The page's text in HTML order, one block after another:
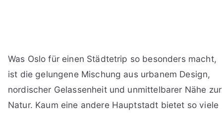
Was Oslo für einen Städtetrip so besonders macht,
ist die gelungene Mischung aus urbanem Design,
nordischer Gelassenheit und unmittelbarer Nähe zur
Natur. Kaum eine andere Hauptstadt bietet so viele